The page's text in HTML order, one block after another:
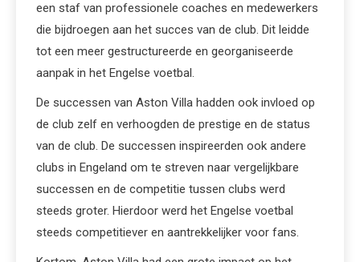
een staf van professionele coaches en medewerkers
die bijdroegen aan het succes van de club. Dit leidde
tot een meer gestructureerde en georganiseerde
aanpak in het Engelse voetbal.
De successen van Aston Villa hadden ook invloed op
de club zelf en verhoogden de prestige en de status
van de club. De successen inspireerden ook andere
clubs in Engeland om te streven naar vergelijkbare
successen en de competitie tussen clubs werd
steeds groter. Hierdoor werd het Engelse voetbal
steeds competitiever en aantrekkelijker voor fans.